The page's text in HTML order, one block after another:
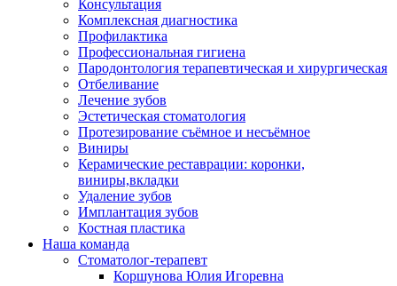
Консультация
Комплексная диагностика
Профилактика
Профессиональная гигиена
Пародонтология терапевтическая и хирургическая
Отбеливание
Лечение зубов
Эстетическая стоматология
Протезирование съёмное и несъёмное
Виниры
Керамические реставрации: коронки,
виниры,вкладки
Удаление зубов
Имплантация зубов
Костная пластика
Наша команда
Стоматолог-терапевт
Коршунова Юлия Игоревна